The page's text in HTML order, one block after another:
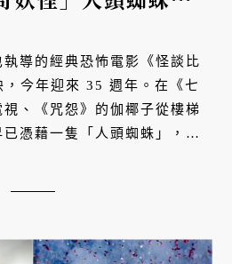
夢圖騰？
導的經典恐怖電影《怪談比
今年迎來 35 週年。在《七
、《咒怨》的伽椰子從樓梯
憑藉一隻「人頭蜘蛛」，潛